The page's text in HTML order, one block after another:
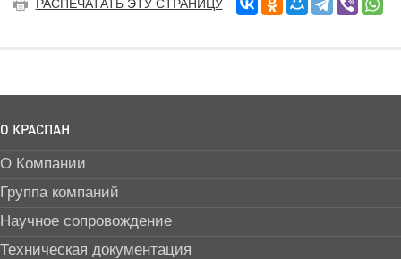
РАСПЕЧАТАТЬ ЭТУ СТРАНИЦУ
О КРАСПАН
О Компании
Группа компаний
Научное сопровождение
Техническая документация